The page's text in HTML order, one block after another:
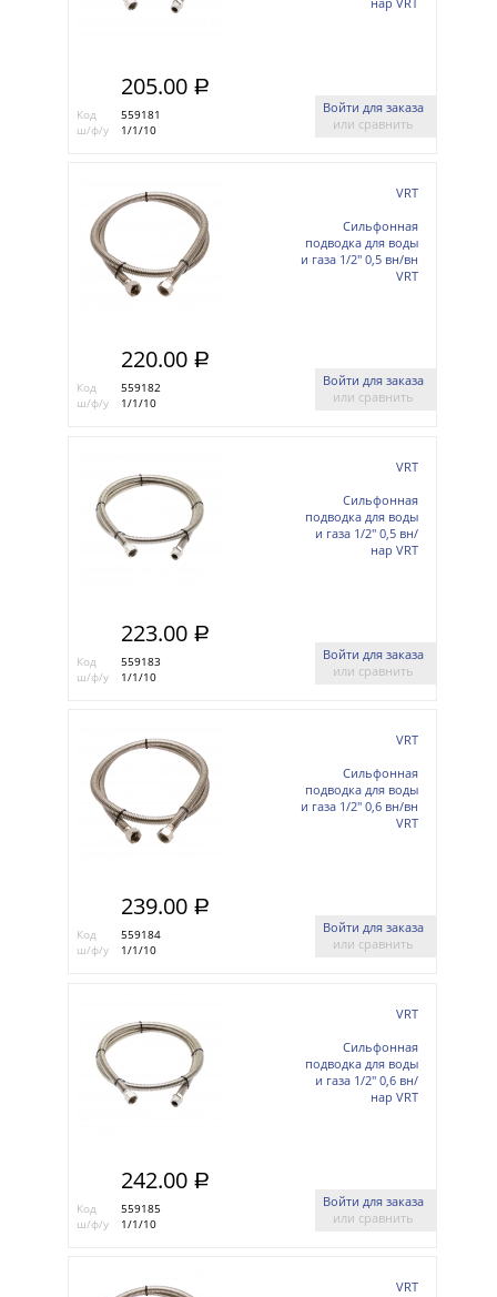
205.00 a
Код
559181
ш/ф/у
1/1/10
Войти для заказа
или сравнить
220.00 a
Код
559182
ш/ф/у
1/1/10
VRT
Сильфонная
подводка для воды
и газа 1/2'' 0,5 вн/вн
VRT
Войти для заказа
или сравнить
223.00 a
Код
559183
ш/ф/у
1/1/10
VRT
Сильфонная
подводка для воды
и газа 1/2'' 0,5 вн/
нар VRT
Войти для заказа
или сравнить
239.00 a
Код
559184
ш/ф/у
1/1/10
VRT
Сильфонная
подводка для воды
и газа 1/2'' 0,6 вн/вн
VRT
Войти для заказа
или сравнить
242.00 a
Код
559185
ш/ф/у
1/1/10
VRT
Сильфонная
подводка для воды
и газа 1/2'' 0,6 вн/
нар VRT
Войти для заказа
или сравнить
VRT